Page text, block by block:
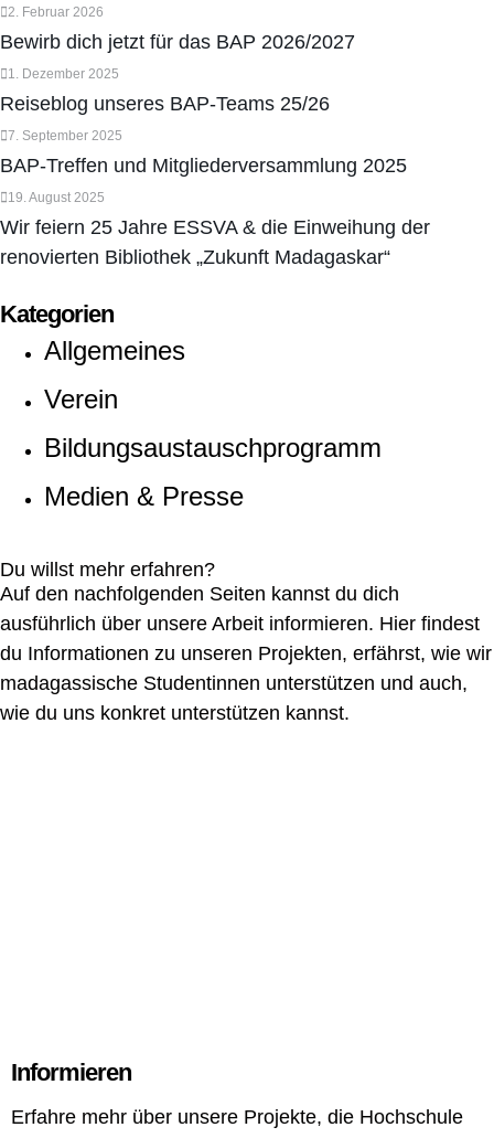
2. Februar 2026
Bewirb dich jetzt für das BAP 2026/2027
1. Dezember 2025
Reiseblog unseres BAP-Teams 25/26
7. September 2025
BAP-Treffen und Mitgliederversammlung 2025
19. August 2025
Wir feiern 25 Jahre ESSVA & die Einweihung der
renovierten Bibliothek „Zukunft Madagaskar“
Kategorien
Allgemeines
Verein
Bildungsaustauschprogramm
Medien & Presse
Du willst mehr erfahren?
Auf den nachfolgenden Seiten kannst du dich
ausführlich über unsere Arbeit informieren. Hier findest
du Informationen zu unseren Projekten, erfährst, wie wir
madagassische Studentinnen unterstützen und auch,
wie du uns konkret unterstützen kannst.
Informieren
Erfahre mehr über unsere Projekte, die Hochschule